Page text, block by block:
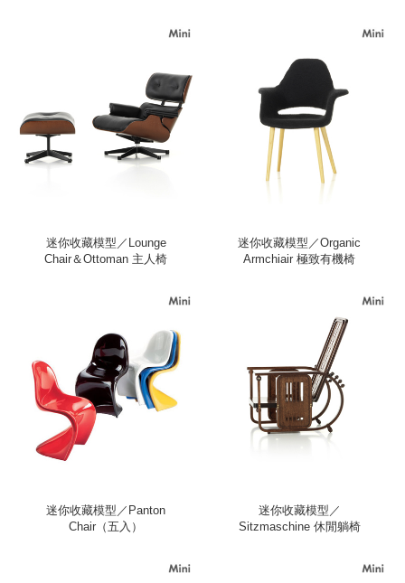
迷你收藏模型／Lounge
Chair＆Ottoman 主人椅
迷你收藏模型／Organic
Armchiair 極致有機椅
迷你收藏模型／Panton
Chair（五入）
迷你收藏模型／
Sitzmaschine 休閒躺椅